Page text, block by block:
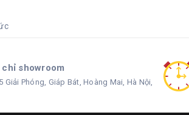
showroom
Giải Phóng, Giáp Bát, Hoàng Mai, Hà Nội,